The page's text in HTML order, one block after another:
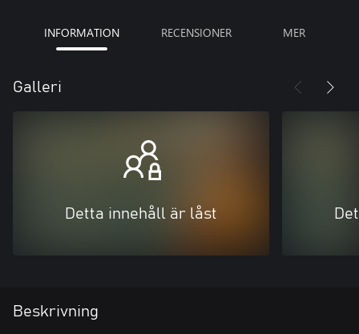
INFORMATION RECENSIONER MER
Galleri
Detta innehåll är låst
Beskrivning